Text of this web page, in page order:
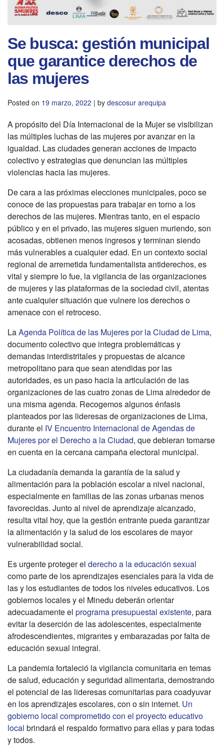
Se busca: gestión municipal
que garantice derechos de
las mujeres
Posted on 19 marzo, 2022 | by descosur arequipa
A propósito del Día Internacional de la Mujer se visibilizan
las múltiples luchas de las mujeres por avanzar en la
igualdad. Las ciudades generan acciones de impacto
colectivo y estrategias que denuncian las múltiples
violencias hacia las mujeres.
De cara a las próximas elecciones municipales, poco se
conoce de las propuestas para trabajar en torno a los
derechos de las mujeres. Mientras tanto, en el espacio
público y en el privado, las mujeres siguen muriendo, son
acosadas, obtienen menos ingresos y terminan siendo
más vulnerables a cualquier edad. En un contexto social
regional de arremetida fundamentalista antiderechos, es
vital y siempre lo fue, la vigilancia de las organizaciones
de mujeres y las plataformas de la sociedad civil, atentas
ante cualquier situación que vulnere los derechos o
amenace con el retroceso.
LaAgenda Política de las Mujeres por la Ciudad de Lima,
documento colectivo que integra problemáticas y
demandas interdistritales y propuestas de alcance
metropolitano para que sean atendidas por las
autoridades, es un paso hacia la articulación de las
organizaciones de las cuatro zonas de Lima alrededor de
una misma agenda. Recogemos algunos énfasis
planteados por las lideresas de organizaciones de Lima,
durante el IV Encuentro Internacional de Agendas de
Mujeres por el Derecho a la Ciudad, que debieran tomarse
en cuenta en la cercana campaña electoral municipal.
La ciudadanía demanda la garantía de la salud y
alimentación para la población escolar a nivel nacional,
especialmente en familias de las zonas urbanas menos
favorecidas. Junto al nivel de aprendizaje alcanzado,
resulta vital hoy, que la gestión entrante pueda garantizar
la alimentación y la salud de los escolares de mayor
vulnerabilidad social.
Es urgente proteger el derecho a la educación sexual
como parte de los aprendizajes esenciales para la vida de
las y los estudiantes de todos los niveles educativos. Los
gobiernos locales y el Minedu deberán orientar
adecuadamente el programa presupuestal existente, para
evitar la deserción de las adolescentes, especialmente
afrodescendientes, migrantes y embarazadas por falta de
educación sexual integral.
La pandemia fortaleció la vigilancia comunitaria en temas
de salud, educación y seguridad alimentaria, demostrando
el potencial de las lideresas comunitarias para coadyuvar
en los aprendizajes escolares, con o sin internet. Un
gobierno local comprometido con el proyecto educativo
local brindará el respaldo formativo para ellas y para todas
y todos.